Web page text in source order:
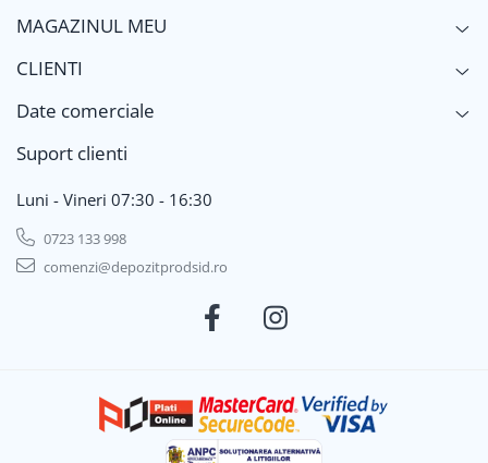
MAGAZINUL MEU
CLIENTI
Date comerciale
Suport clienti
Luni - Vineri 07:30 - 16:30
0723 133 998
comenzi@depozitprodsid.ro